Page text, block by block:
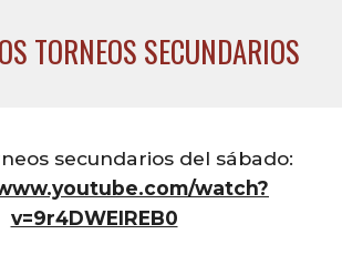
TORNEOS SECUNDARIOS
secundarios del sábado:
watch?
v=9r4DWEIREB0